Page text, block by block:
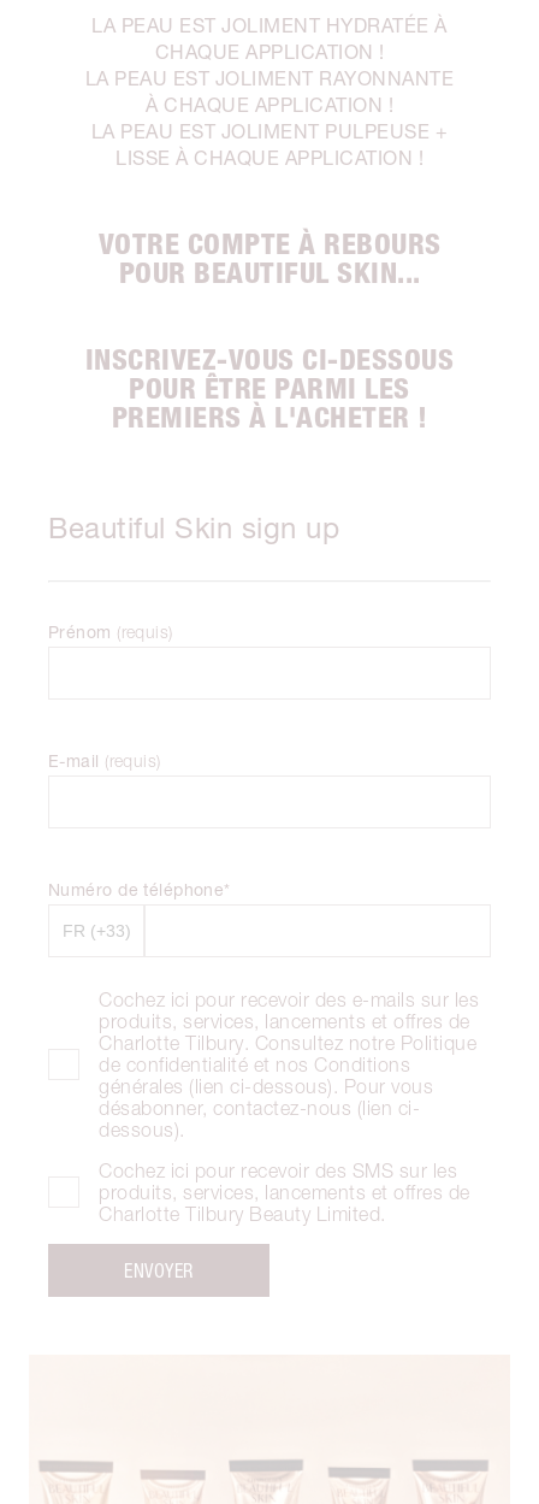
LA PEAU EST JOLIMENT HYDRATÉE À
CHAQUE APPLICATION !
LA PEAU EST JOLIMENT RAYONNANTE
À CHAQUE APPLICATION !
LA PEAU EST JOLIMENT PULPEUSE +
LISSE À CHAQUE APPLICATION !
VOTRE COMPTE À REBOURS
POUR BEAUTIFUL SKIN...
INSCRIVEZ-VOUS CI-DESSOUS
POUR ÊTRE PARMI LES
PREMIERS À L'ACHETER !
Beautiful Skin sign up
Prénom (requis)
E-mail (requis)
Numéro de téléphone*
Cochez ici pour recevoir des e-mails sur les
produits, services, lancements et offres de
Charlotte Tilbury. Consultez notre Politique
de confidentialité et nos Conditions
générales (lien ci-dessous). Pour vous
désabonner, contactez-nous (lien ci-
dessous).
Cochez ici pour recevoir des SMS sur les
produits, services, lancements et offres de
Charlotte Tilbury Beauty Limited.
ENVOYER